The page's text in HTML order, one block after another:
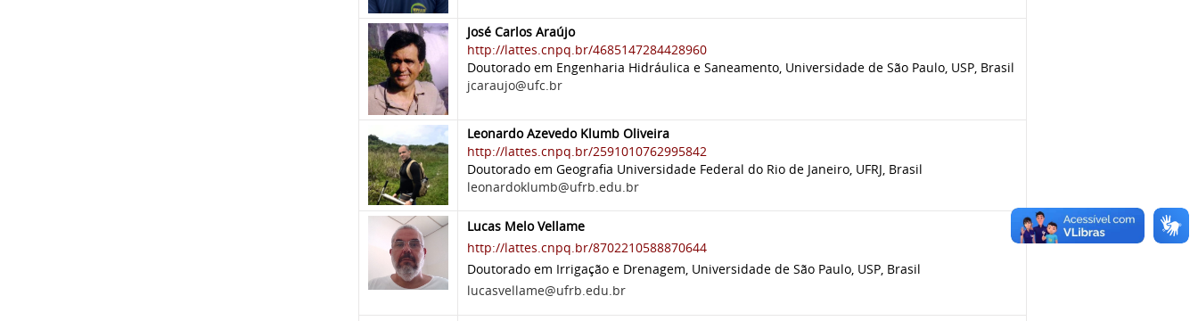
José Carlos Araújo
http://lattes.cnpq.br/4685147284428960
Doutorado em Engenharia Hidráulica e Saneamento, Universidade de São Paulo, USP, Brasil
jcaraujo@ufc.br
Leonardo Azevedo Klumb Oliveira
http://lattes.cnpq.br/2591010762995842
Doutorado em Geografia Universidade Federal do Rio de Janeiro, UFRJ, Brasil
leonardoklumb@ufrb.edu.br
Lucas Melo Vellame
http://lattes.cnpq.br/8702210588870644
Doutorado em Irrigação e Drenagem, Universidade de São Paulo, USP, Brasil
lucasvellame@ufrb.edu.br